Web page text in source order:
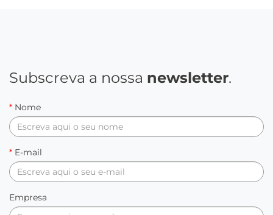
Subscreva a nossa newsletter.
* Nome
* E-mail
Empresa